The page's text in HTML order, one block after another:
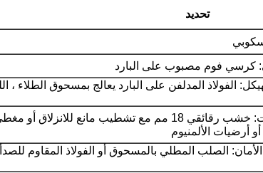
تحديد
كرسي فوم مصبوب على البارد
الفولاذ المدلفن على البارد يعالج بمسحوق الطلاء ،
الأرضيات: خشب رقائقي 18 مم مع تشطيب مانع للانزلاق أو
أرضيات الألمنيوم
الصلب المطلي بالمسحوق أو الفولاذ المقاوم للصدأ